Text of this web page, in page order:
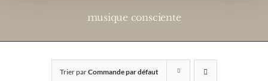
musique consciente
Trier parCommande par défaut